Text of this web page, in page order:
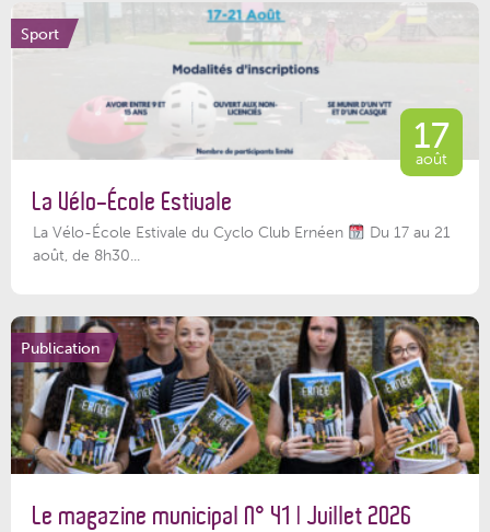
Sport
17
août
La Vélo-École Estivale
La Vélo-École Estivale du Cyclo Club Ernéen
Du 17 au 21
août, de 8h30...
Publication
Le magazine municipal N° 41 | Juillet 2026